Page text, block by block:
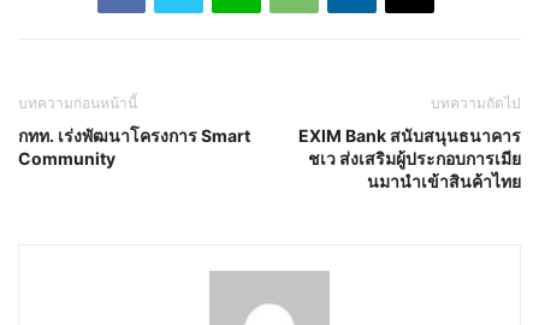
บทความก่อนหน้านี้
กทท. เร่งพัฒนาโครงการ Smart
Community
บทความถัดไป
EXIM Bank สนับสนุนธนาคาร
ชเว ส่งเสริมผู้ประกอบการเมีย
นมานำเข้าสินค้าไทย